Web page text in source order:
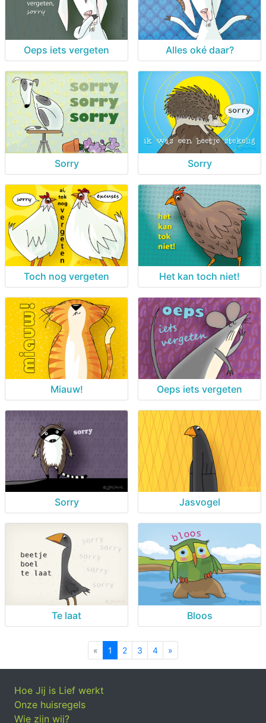
Oeps iets vergeten Alles oké daar?
Sorry Sorry
Toch nog vergeten Het kan toch niet!
Miauw! Oeps iets vergeten
Sorry Jasvogel
Te laat Bloos
« Previous
1 2 3 4 »
Hoe Jij is Lief werkt
Onze huisregels
Wie zijn wij?